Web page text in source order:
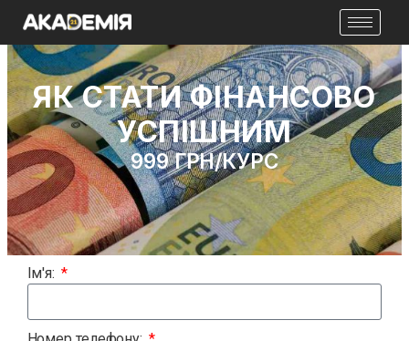
ЯК СТАТИ ФІНАНСОВО
УСПІШНИМ
999 ГРН/кУРС
Ім'я: